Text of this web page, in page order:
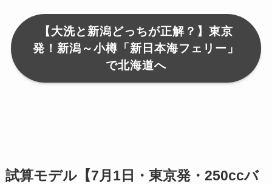
【大洗と新潟どっちが正解？】東京
発！新潟～小樽「新日本海フェリー」
で北海道へ
試算モデル【7月1日・東京発・250ccバ